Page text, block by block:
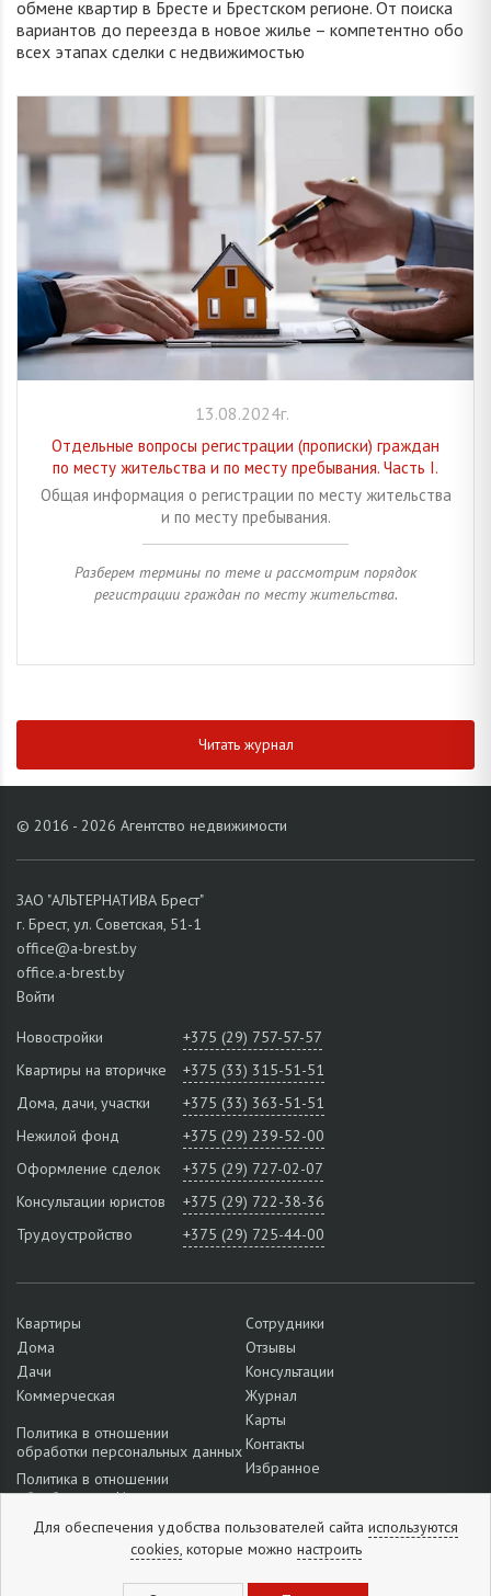
обмене квартир в Бресте и Брестском регионе. От поиска
вариантов до переезда в новое жилье – компетентно обо
всех этапах сделки с недвижимостью
13.08.2024г.
Отдельные вопросы регистрации (прописки) граждан
по месту жительства и по месту пребывания. Часть I.
Общая информация о регистрации по месту жительства
и по месту пребывания.
Разберем термины по теме и рассмотрим порядок
регистрации граждан по месту жительства.
Читать журнал
© 2016 - 2026 Агентство недвижимости
ЗАО "АЛЬТЕРНАТИВА Брест"
г. Брест, ул. Советская, 51-1
office@a-brest.by
office.a-brest.by
Войти
Новостройки
+375 (29) 757-57-57
Квартиры на вторичке
+375 (33) 315-51-51
Дома, дачи, участки
+375 (33) 363-51-51
Нежилой фонд
+375 (29) 239-52-00
Оформление сделок
+375 (29) 727-02-07
Консультации юристов
+375 (29) 722-38-36
Трудоустройство
+375 (29) 725-44-00
Квартиры
Дома
Дачи
Коммерческая
Политика в отношении
обработки персональных данных
Политика в отношении
обработки cookie
Подробнее о настройках файлов
Сотрудники
Отзывы
Консультации
Журнал
Карты
Контакты
Избранное
Для обеспечения удобства пользователей сайта используются
cookies,которые можно настроить